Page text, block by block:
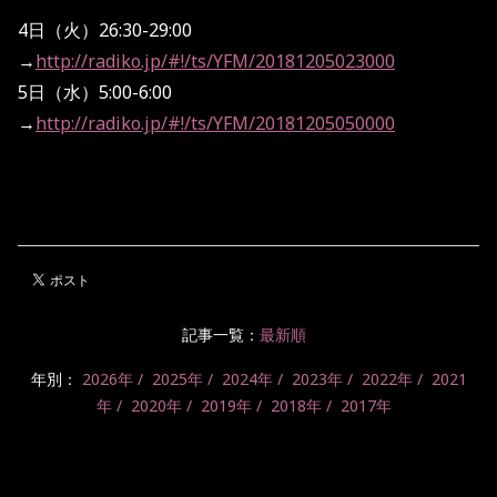
4日（火）26:30-29:00
→http://radiko.jp/#!/ts/YFM/20181205023000
5日（水）5:00-6:00
→http://radiko.jp/#!/ts/YFM/20181205050000
記事一覧： 最新順
年別： 2026年 2025年 2024年 2023年 2022年
2021
年
2020年 2019年 2018年 2017年